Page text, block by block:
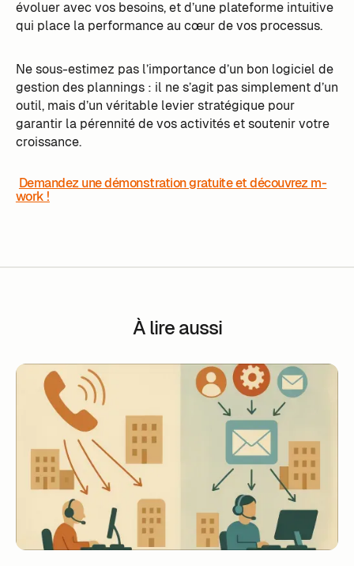
évoluer avec vos besoins, et d’une plateforme intuitive
qui place la performance au cœur de vos processus.
Ne sous-estimez pas l’importance d’un bon logiciel de
gestion des plannings : il ne s’agit pas simplement d’un
outil, mais d’un véritable levier stratégique pour
garantir la pérennité de vos activités et soutenir votre
croissance.
Demandez une démonstration gratuite et découvrez m-
work !
À lire aussi